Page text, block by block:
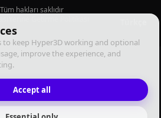
to keep Hyper3D working and optional
improve the experience, and
Accept all
hakları saklıdır